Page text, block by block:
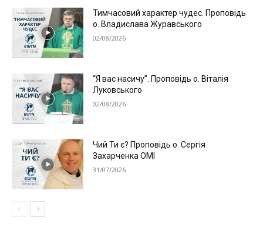
Тимчасовий характер чудес. Проповідь
о. Владислава Журавського
02/08/2026
“Я вас насичу”. Проповідь о. Віталія
Луковського
02/08/2026
Чий Ти є? Проповідь о. Сергія
Захарченка ОМІ
31/07/2026